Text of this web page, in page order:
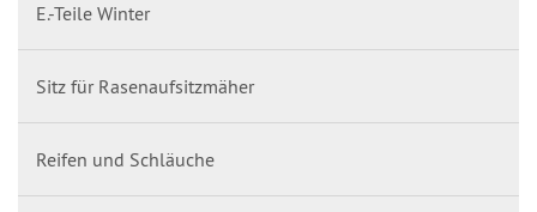
E.-Teile Winter
Sitz für Rasenaufsitzmäher
Reifen und Schläuche